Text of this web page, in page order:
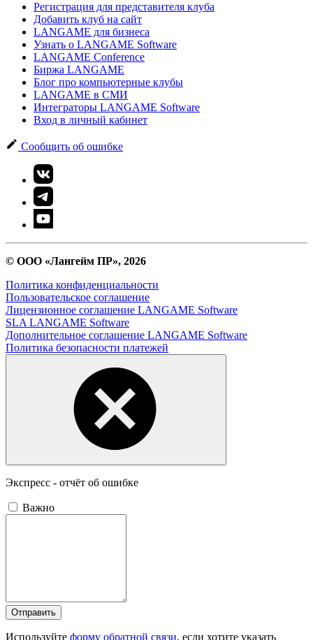
Регистрация для представителя клуба
Добавить клуб на сайт
LANGAME для бизнеса
Узнать о LANGAME Software
LANGAME Conference
Биржа LANGAME
Блог про компьютерные клубы
LANGAME в СМИ
Интеграторы LANGAME Software
Вход в личный кабинет
Сообщить об ошибке
© ООО «Лангейм ПР», 2026
Политика конфиденциальности
Пользовательское соглашение
Лицензионное соглашение LANGAME Software
SLA LANGAME Software
Дополнительное соглашение LANGAME Software
Политика безопасности платежей
Экспресс - отчёт об ошибке
Важно
Отправить
Используйте форму обратной связи, если хотите указать